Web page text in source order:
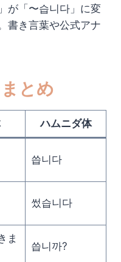
が「〜습니다」に変
書き言葉や公式アナ
とめ
ハムニダ体
씁니다
썼습니다
ま
씁니까?